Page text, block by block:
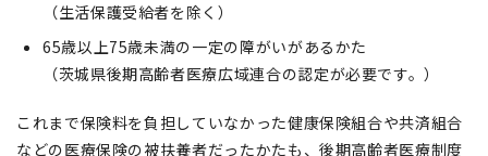
（生活保護受給者を除く）
65歳以上75歳未満の一定の障がいがあるかた
（茨城県後期高齢者医療広域連合の認定が必要です。）
これまで保険料を負担していなかった健康保険組合や共済組合
などの医療保険の被扶養者だったかたも、後期高齢者医療制度